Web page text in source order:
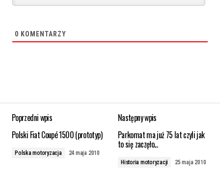
0 KOMENTARZY
Poprzedni wpis
Polski Fiat Coupé 1500 (prototyp)
Polska motoryzacja 24 maja 2010
Następny wpis
Parkomat ma już 75 lat czyli jak
to się zaczęło...
Historia motoryzacji 25 maja 2010